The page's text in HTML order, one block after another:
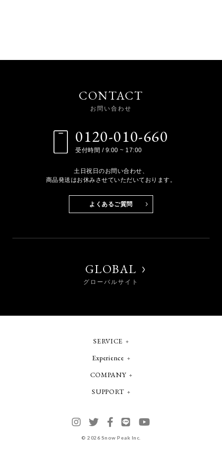
CONTACT
お問い合わせ
0120-010-660
受付時間 / 9:00 ~ 17:00
土日祝日のお問い合わせ、
商品発送はお休みさせていただいております。
よくあるご質問
GLOBAL
グローバルサイト
SERVICE
Experience
COMPANY
SUPPORT
©2026 Snow Peak Inc.